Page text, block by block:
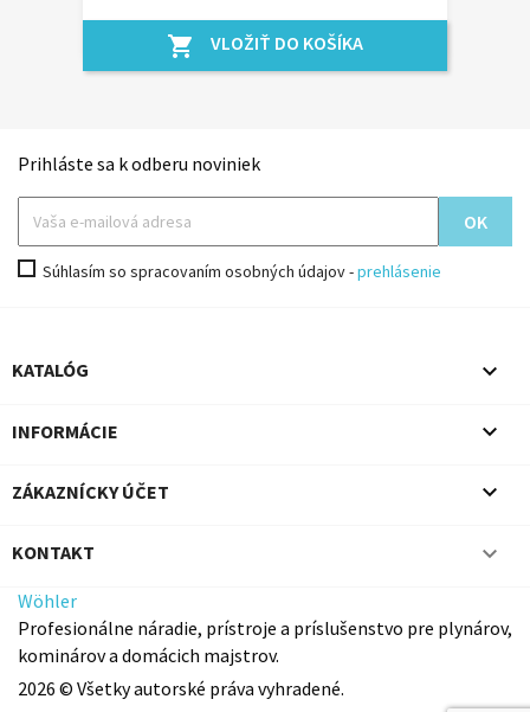
shopping_cart VLOŽIŤ DO KOŠÍKA
Prihláste sa k odberu noviniek
Súhlasím so spracovaním osobných údajov -prehlásenie
KATALÓG 
INFORMÁCIE 
ZÁKAZNÍCKY ÚČET 
KONTAKT 
Wöhler
Profesionálne náradie, prístroje a príslušenstvo pre plynárov,
kominárov a domácich majstrov.
2026 © Všetky autorské práva vyhradené.